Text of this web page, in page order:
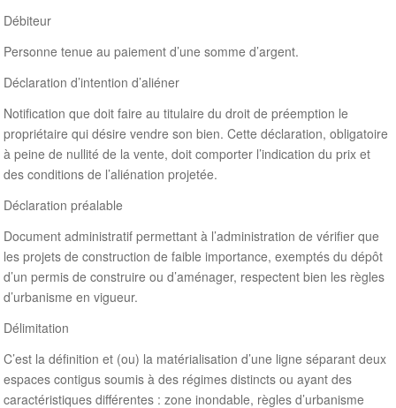
Débiteur
Personne tenue au paiement d’une somme d’argent.
Déclaration d’intention d’aliéner
Notification que doit faire au titulaire du droit de préemption le
propriétaire qui désire vendre son bien. Cette déclaration, obligatoire
à peine de nullité de la vente, doit comporter l’indication du prix et
des conditions de l’aliénation projetée.
Déclaration préalable
Document administratif permettant à l’administration de vérifier que
les projets de construction de faible importance, exemptés du dépôt
d’un permis de construire ou d’aménager, respectent bien les règles
d’urbanisme en vigueur.
Délimitation
C’est la définition et (ou) la matérialisation d’une ligne séparant deux
espaces contigus soumis à des régimes distincts ou ayant des
caractéristiques différentes : zone inondable, règles d’urbanisme